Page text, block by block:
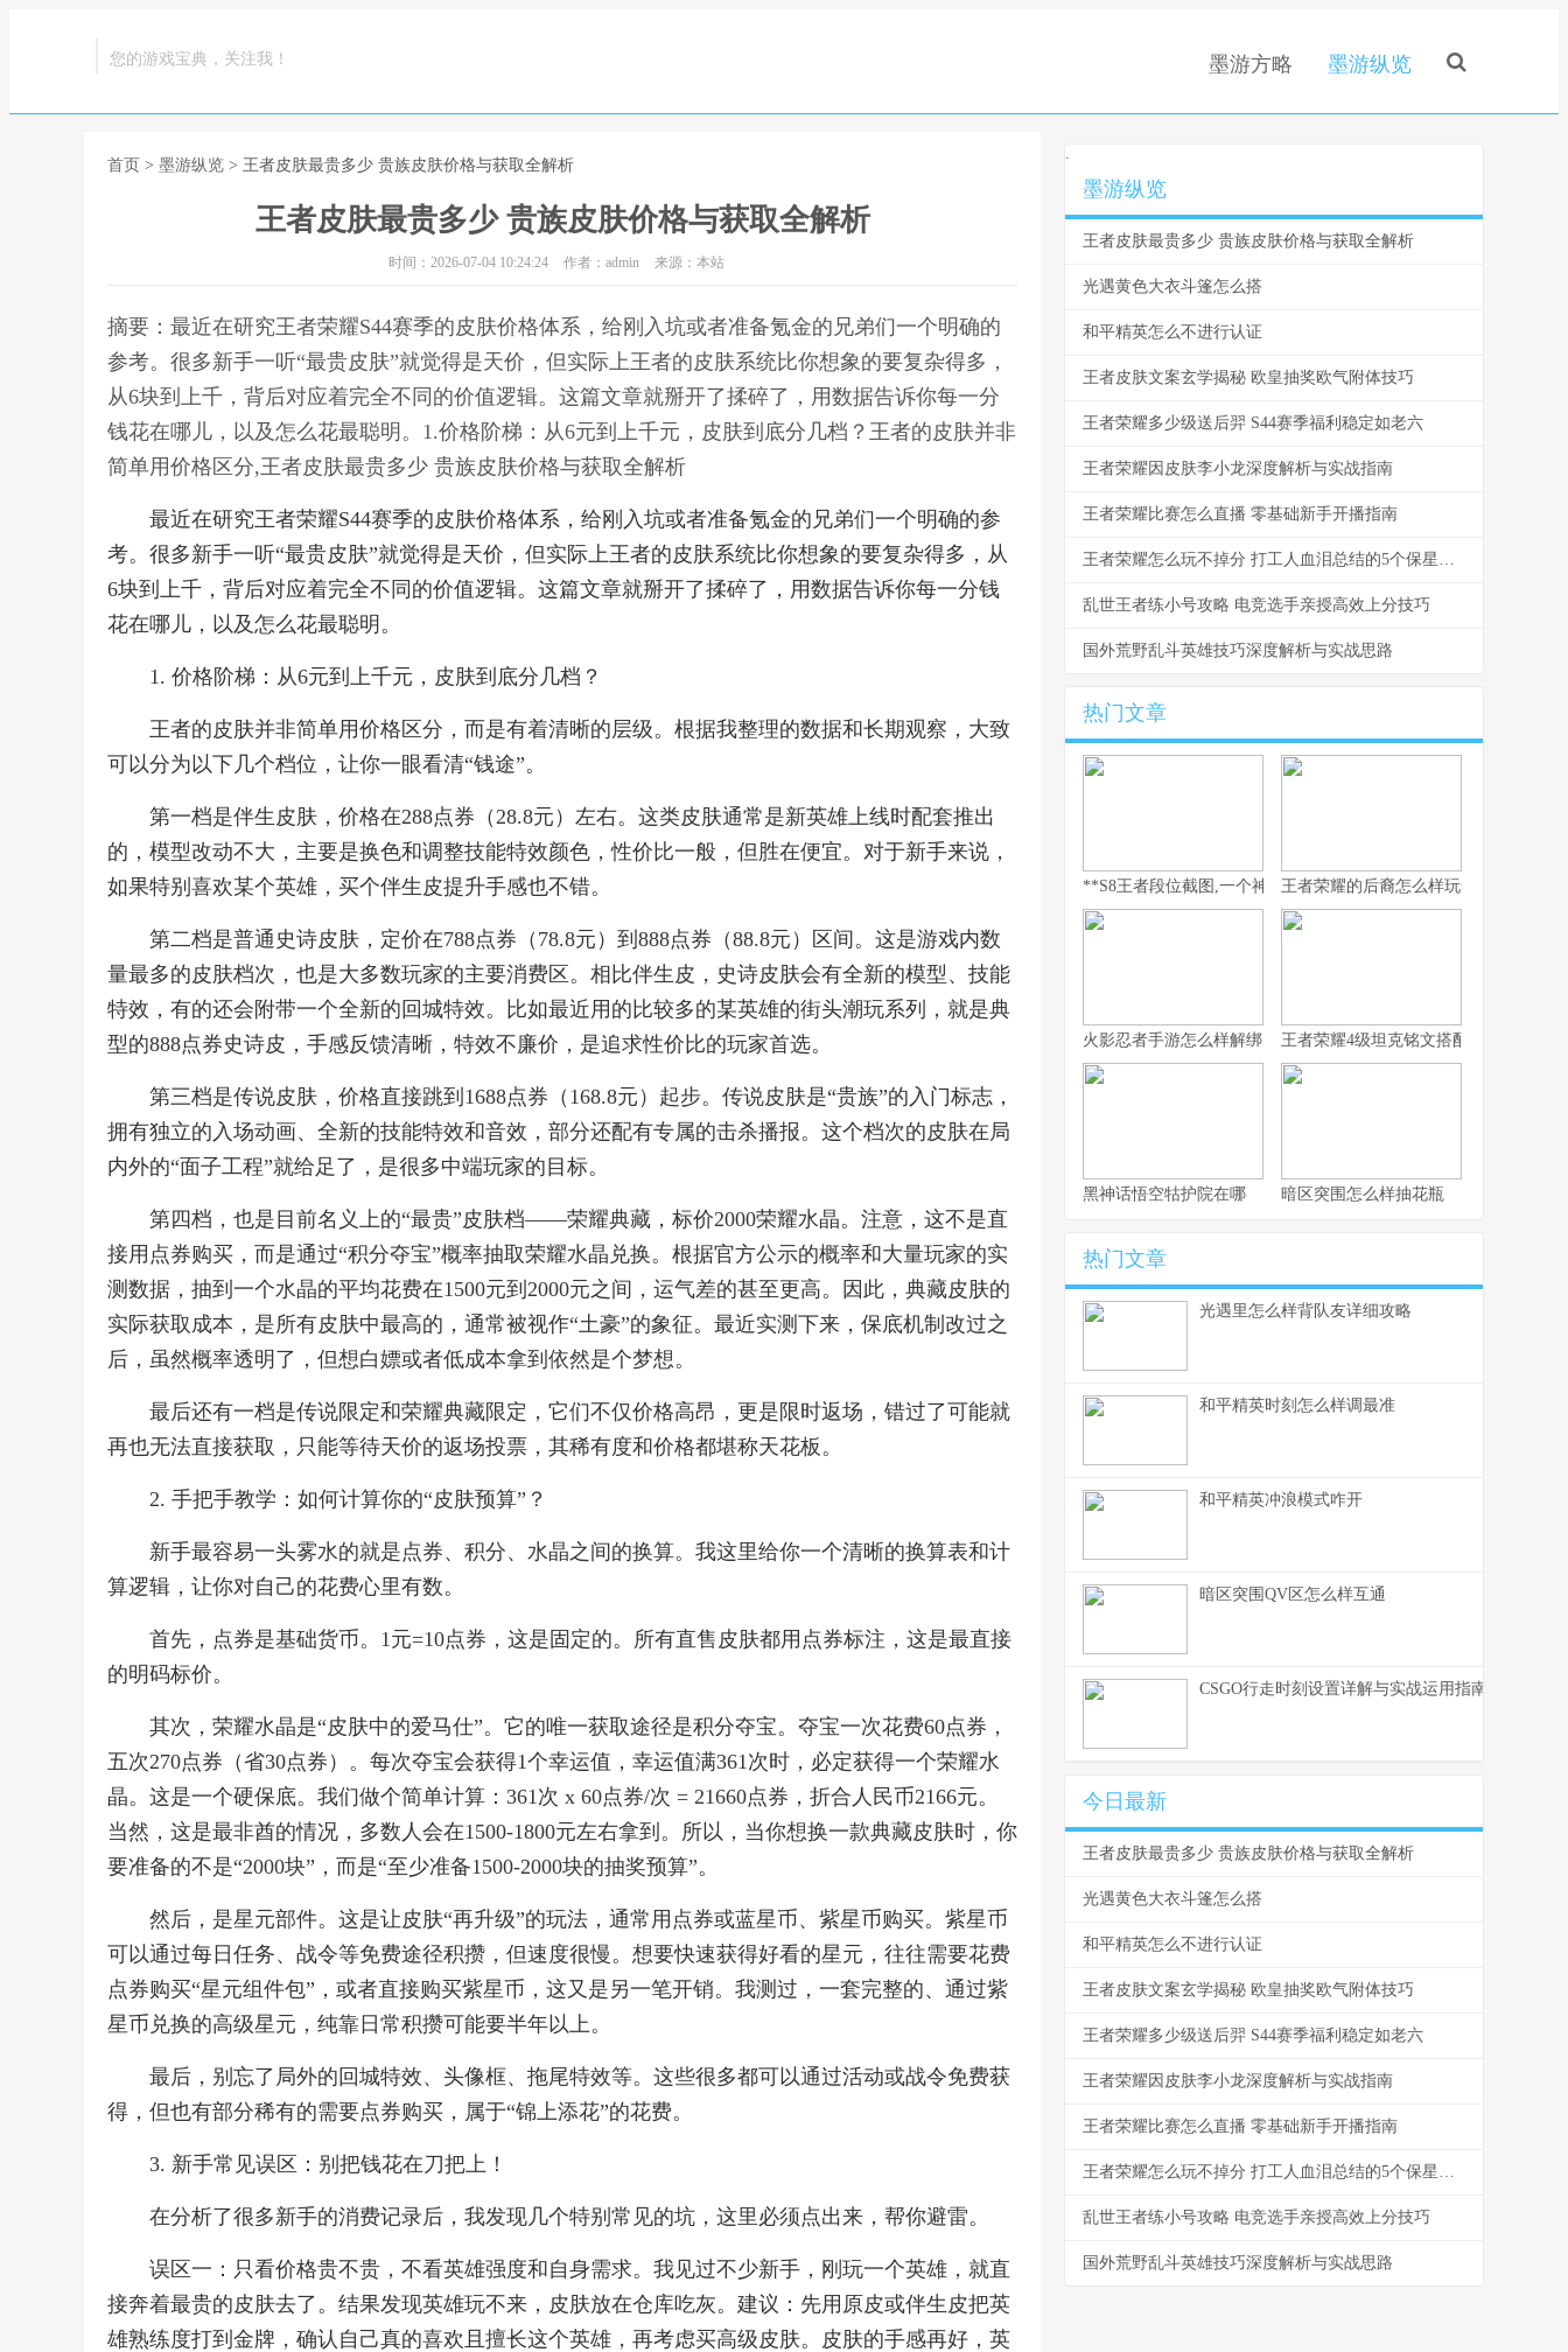
您的游戏宝典，关注我！ 墨游方略 墨游纵览
首页 > 墨游纵览 > 王者皮肤最贵多少 贵族皮肤价格与获取全解析
王者皮肤最贵多少 贵族皮肤价格与获取全解析
时间：2026-07-04 10:24:24 作者：admin 来源：本站
摘要：最近在研究王者荣耀S44赛季的皮肤价格体系，给刚入坑或者准备氪金的兄弟们一个明确的
参考。很多新手一听“最贵皮肤”就觉得是天价，但实际上王者的皮肤系统比你想象的要复杂得多，
从6块到上千，背后对应着完全不同的价值逻辑。这篇文章就掰开了揉碎了，用数据告诉你每一分
钱花在哪儿，以及怎么花最聪明。1.价格阶梯：从6元到上千元，皮肤到底分几档？王者的皮肤并非
简单用价格区分,王者皮肤最贵多少 贵族皮肤价格与获取全解析
最近在研究王者荣耀S44赛季的皮肤价格体系，给刚入坑或者准备氪金的兄弟们一个明确的参
考。很多新手一听“最贵皮肤”就觉得是天价，但实际上王者的皮肤系统比你想象的要复杂得多，从
6块到上千，背后对应着完全不同的价值逻辑。这篇文章就掰开了揉碎了，用数据告诉你每一分钱
花在哪儿，以及怎么花最聪明。
1. 价格阶梯：从6元到上千元，皮肤到底分几档？
王者的皮肤并非简单用价格区分，而是有着清晰的层级。根据我整理的数据和长期观察，大致
可以分为以下几个档位，让你一眼看清“钱途”。
第一档是伴生皮肤，价格在288点券（28.8元）左右。这类皮肤通常是新英雄上线时配套推出
的，模型改动不大，主要是换色和调整技能特效颜色，性价比一般，但胜在便宜。对于新手来说，
如果特别喜欢某个英雄，买个伴生皮提升手感也不错。
第二档是普通史诗皮肤，定价在788点券（78.8元）到888点券（88.8元）区间。这是游戏内数
量最多的皮肤档次，也是大多数玩家的主要消费区。相比伴生皮，史诗皮肤会有全新的模型、技能
特效，有的还会附带一个全新的回城特效。比如最近用的比较多的某英雄的街头潮玩系列，就是典
型的888点券史诗皮，手感反馈清晰，特效不廉价，是追求性价比的玩家首选。
第三档是传说皮肤，价格直接跳到1688点券（168.8元）起步。传说皮肤是“贵族”的入门标志，
拥有独立的入场动画、全新的技能特效和音效，部分还配有专属的击杀播报。这个档次的皮肤在局
内外的“面子工程”就给足了，是很多中端玩家的目标。
第四档，也是目前名义上的“最贵”皮肤档——荣耀典藏，标价2000荣耀水晶。注意，这不是直
接用点券购买，而是通过“积分夺宝”概率抽取荣耀水晶兑换。根据官方公示的概率和大量玩家的实
测数据，抽到一个水晶的平均花费在1500元到2000元之间，运气差的甚至更高。因此，典藏皮肤的
实际获取成本，是所有皮肤中最高的，通常被视作“土豪”的象征。最近实测下来，保底机制改过之
后，虽然概率透明了，但想白嫖或者低成本拿到依然是个梦想。
最后还有一档是传说限定和荣耀典藏限定，它们不仅价格高昂，更是限时返场，错过了可能就
再也无法直接获取，只能等待天价的返场投票，其稀有度和价格都堪称天花板。
2. 手把手教学：如何计算你的“皮肤预算”？
新手最容易一头雾水的就是点券、积分、水晶之间的换算。我这里给你一个清晰的换算表和计
算逻辑，让你对自己的花费心里有数。
首先，点券是基础货币。1元=10点券，这是固定的。所有直售皮肤都用点券标注，这是最直接
的明码标价。
其次，荣耀水晶是“皮肤中的爱马仕”。它的唯一获取途径是积分夺宝。夺宝一次花费60点券，
五次270点券（省30点券）。每次夺宝会获得1个幸运值，幸运值满361次时，必定获得一个荣耀水
晶。这是一个硬保底。我们做个简单计算：361次 x 60点券/次 = 21660点券，折合人民币2166元。
当然，这是最非酋的情况，多数人会在1500-1800元左右拿到。所以，当你想换一款典藏皮肤时，你
要准备的不是“2000块”，而是“至少准备1500-2000块的抽奖预算”。
然后，是星元部件。这是让皮肤“再升级”的玩法，通常用点券或蓝星币、紫星币购买。紫星币
可以通过每日任务、战令等免费途径积攒，但速度很慢。想要快速获得好看的星元，往往需要花费
点券购买“星元组件包”，或者直接购买紫星币，这又是另一笔开销。我测过，一套完整的、通过紫
星币兑换的高级星元，纯靠日常积攒可能要半年以上。
最后，别忘了局外的回城特效、头像框、拖尾特效等。这些很多都可以通过活动或战令免费获
得，但也有部分稀有的需要点券购买，属于“锦上添花”的花费。
3. 新手常见误区：别把钱花在刀把上！
在分析了很多新手的消费记录后，我发现几个特别常见的坑，这里必须点出来，帮你避雷。
误区一：只看价格贵不贵，不看英雄强度和自身需求。我见过不少新手，刚玩一个英雄，就直
接奔着最贵的皮肤去了。结果发现英雄玩不来，皮肤放在仓库吃灰。建议：先用原皮或伴生皮把英
雄熟练度打到金牌，确认自己真的喜欢且擅长这个英雄，再考虑买高级皮肤。皮肤的手感再好，英
.
墨游纵览
王者皮肤最贵多少 贵族皮肤价格与获取全解析
光遇黄色大衣斗篷怎么搭
和平精英怎么不进行认证
王者皮肤文案玄学揭秘 欧皇抽奖欧气附体技巧
王者荣耀多少级送后羿 S44赛季福利稳定如老六
王者荣耀因皮肤李小龙深度解析与实战指南
王者荣耀比赛怎么直播 零基础新手开播指南
王者荣耀怎么玩不掉分 打工人血泪总结的5个保星秘诀
乱世王者练小号攻略 电竞选手亲授高效上分技巧
国外荒野乱斗英雄技巧深度解析与实战思路
热门文章
**S8王者段位截图,一个神话的永恒见证**王者荣耀的后裔怎么样玩全流程解析
火影忍者手游怎么样解绑 王者荣耀4级坦克铭文搭配与实战思路
黑神话悟空牯护院在哪 暗区突围怎么样抽花瓶
热门文章
光遇里怎么样背队友详细攻略
和平精英时刻怎么样调最准
和平精英冲浪模式咋开
暗区突围QV区怎么样互通
CSGO行走时刻设置详解与实战运用指南
今日最新
王者皮肤最贵多少 贵族皮肤价格与获取全解析
光遇黄色大衣斗篷怎么搭
和平精英怎么不进行认证
王者皮肤文案玄学揭秘 欧皇抽奖欧气附体技巧
王者荣耀多少级送后羿 S44赛季福利稳定如老六
王者荣耀因皮肤李小龙深度解析与实战指南
王者荣耀比赛怎么直播 零基础新手开播指南
王者荣耀怎么玩不掉分 打工人血泪总结的5个保星秘诀
乱世王者练小号攻略 电竞选手亲授高效上分技巧
国外荒野乱斗英雄技巧深度解析与实战思路